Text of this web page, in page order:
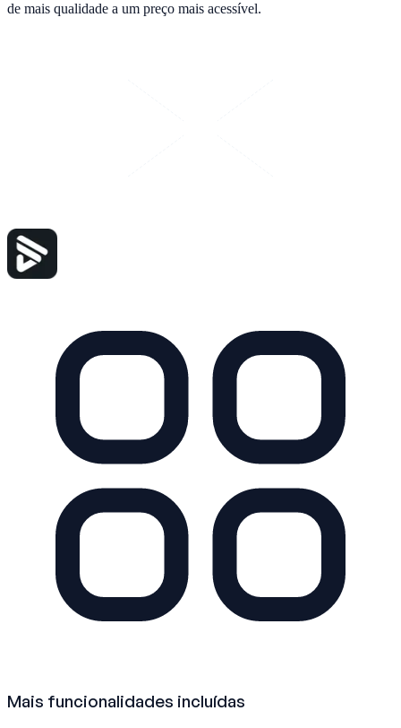
de mais qualidade a um preço mais acessível.
Mais funcionalidades incluídas